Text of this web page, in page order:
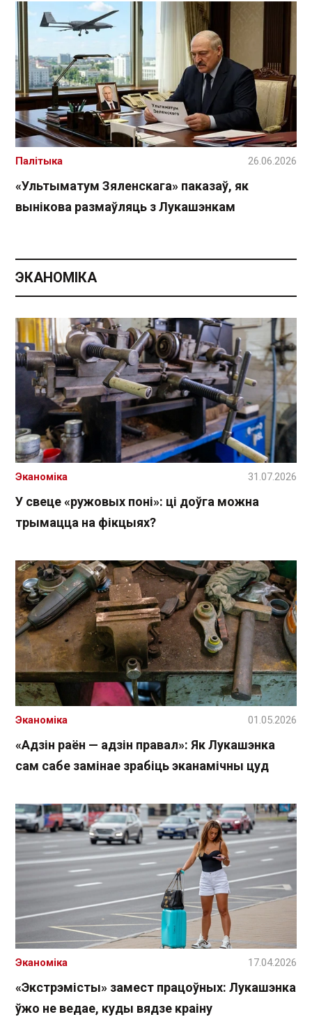
«Ультыматум Зяленскага» паказаў, як
вынікова размаўляць з Лукашэнкам
Палітыка 26.06.2026
ЭКАНОМІКА
У свеце «ружовых поні»: ці доўга можна
трымацца на фікцыях?
Эканоміка 31.07.2026
«Адзін раён — адзін правал»: Як Лукашэнка
сам сабе замінае зрабіць эканамічны цуд
Эканоміка 01.05.2026
«Экстрэмісты» замест працоўных: Лукашэнка
ўжо не ведае, куды вядзе краіну
Эканоміка 17.04.2026